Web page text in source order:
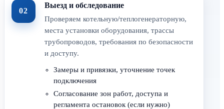
02
Выезд и обследование
Проверяем котельную/теплогенераторную,
места установки оборудования, трассы
трубопроводов, требования по безопасности
и доступу.
Замеры и привязки, уточнение точек
подключения
Согласование зон работ, доступа и
регламента остановок (если нужно)